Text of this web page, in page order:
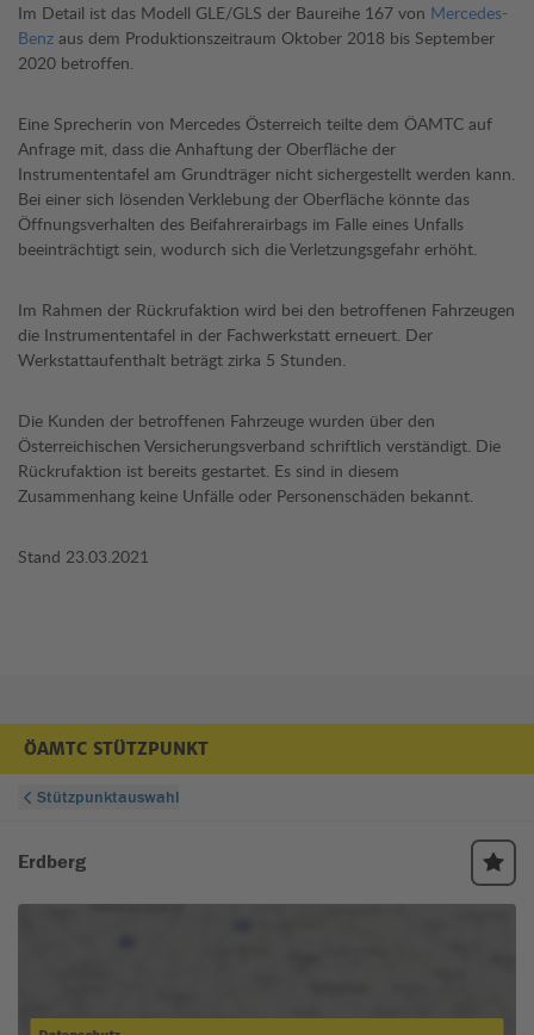
Im Detail ist das Modell GLE/GLS der Baureihe 167 von Mercedes-
Benz aus dem Produktionszeitraum Oktober 2018 bis September
2020 betroffen.
Eine Sprecherin von Mercedes Österreich teilte dem ÖAMTC auf
Anfrage mit, dass die Anhaftung der Oberfläche der
Instrumententafel am Grundträger nicht sichergestellt werden kann.
Bei einer sich lösenden Verklebung der Oberfläche könnte das
Öffnungsverhalten des Beifahrerairbags im Falle eines Unfalls
beeinträchtigt sein, wodurch sich die Verletzungsgefahr erhöht.
Im Rahmen der Rückrufaktion wird bei den betroffenen Fahrzeugen
die Instrumententafel in der Fachwerkstatt erneuert. Der
Werkstattaufenthalt beträgt zirka 5 Stunden.
Die Kunden der betroffenen Fahrzeuge wurden über den
Österreichischen Versicherungsverband schriftlich verständigt. Die
Rückrufaktion ist bereits gestartet. Es sind in diesem
Zusammenhang keine Unfälle oder Personenschäden bekannt.
Stand 23.03.2021
ÖAMTC STÜTZPUNKT